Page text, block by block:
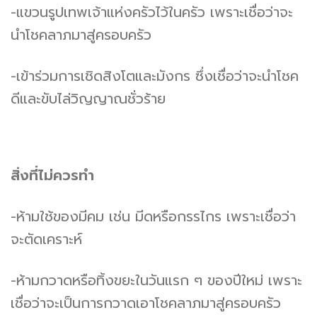
-แขวนรูปเทพเจ้าแห่งครัวไว้ในครัว เพราะเชื่อว่าจะ
นำโชคลาภมาสู่ครอบครัว
-เข้าร่วมการเชิดสิงโตและมังกร ซึ่งเชื่อว่าจะนำโชค
ดีและขับไล่วิญญาณชั่วร้าย
สิ่งที่ไม่ควรทำ
-ห้ามใช้ของมีคม เช่น มีดหรือกรรไกร เพราะเชื่อว่า
จะตัดเคราะห์
-ห้ามกวาดหรือทิ้งขยะในวันแรก ๆ ของปีใหม่ เพราะ
เชื่อว่าจะเป็นการกวาดเอาโชคลาภมาสู่ครอบครัว